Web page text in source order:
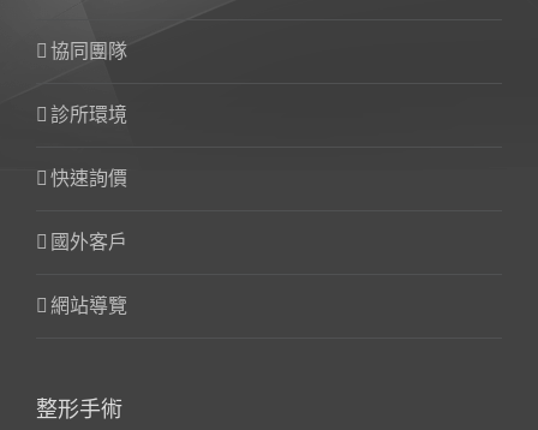
協同團隊
診所環境
快速詢價
國外客戶
網站導覽
整形手術